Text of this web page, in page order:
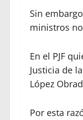
Sin
ministros
En el PJF
Justicia de
López
Por esta